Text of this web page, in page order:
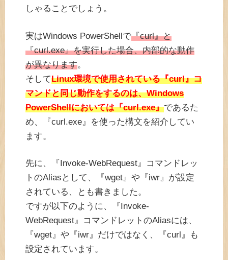
しゃることでしょう。
実はWindows PowerShellで『curl』と
『curl.exe』を実行した場合、内部的な動作
が異なります。
そしてLinux環境で使用されている『curl』コ
マンドと同じ動作をするのは、Windows
PowerShellにおいては『curl.exe』であるた
め、『curl.exe』を使った構文を紹介してい
ます。
先に、『Invoke-WebRequest』コマンドレッ
トのAliasとして、『wget』や『iwr』が設定
されている、とも書きました。
ですが以下のように、『Invoke-
WebRequest』コマンドレットのAliasには、
『wget』や『iwr』だけではなく、『curl』も
設定されています。